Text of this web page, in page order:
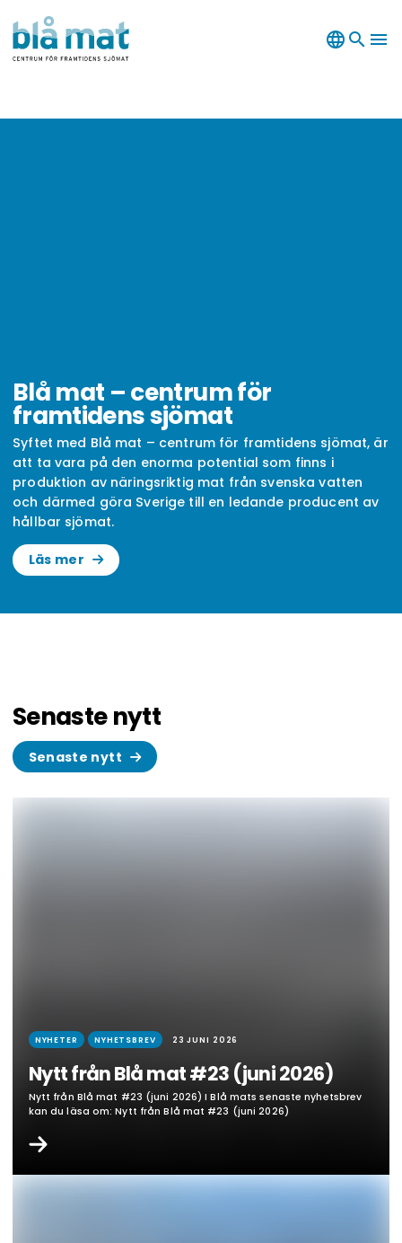
language search menu
Blå mat – centrum för
framtidens sjömat
Syftet med Blå mat – centrum för framtidens sjömat, är
att ta vara på den enorma potential som finns i
produktion av näringsriktig mat från svenska vatten
och därmed göra Sverige till en ledande producent av
hållbar sjömat.
Läs mer
Senaste nytt
Senaste nytt
NYHETER NYHETSBREV 23 JUNI 2026
Nytt från Blå mat #23 (juni 2026)
Nytt från Blå mat #23 (juni 2026) I Blå mats senaste nyhetsbrev
kan du läsa om: Nytt från Blå mat #23 (juni 2026)